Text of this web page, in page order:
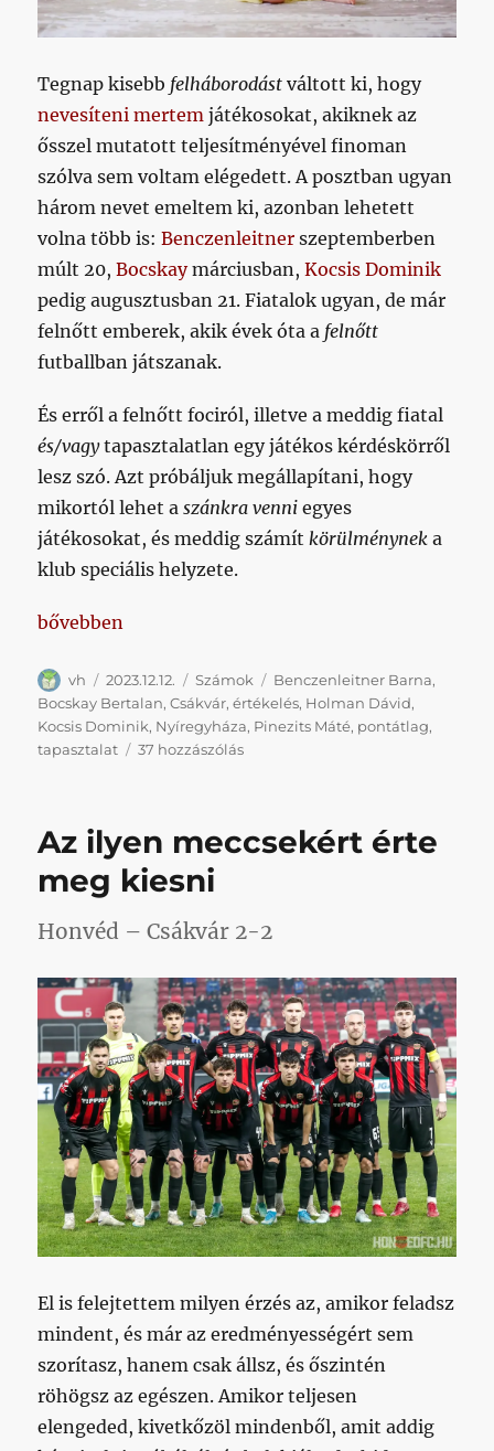
Tegnap kisebb felháborodást váltott ki, hogy
nevesíteni mertem játékosokat, akiknek az
ősszel mutatott teljesítményével finoman
szólva sem voltam elégedett. A posztban ugyan
három nevet emeltem ki, azonban lehetett
volna több is:Benczenleitner szeptemberben
múlt 20,Bocskaymárciusban,Kocsis Dominik
pedig augusztusban 21. Fiatalok ugyan, de már
felnőtt emberek, akik évek óta a felnőtt
futballban játszanak.
És erről a felnőtt fociról, illetve a meddig fiatal
és/vagytapasztalatlan egy játékos kérdéskörről
lesz szó. Azt próbáljuk megállapítani, hogy
mikortól lehet aszánkra venni egyes
játékosokat, és meddig számít körülménynek a
klub speciális helyzete.
„Beszéljünk röviden a játékosok tapasztalatáról”
bővebben
Szerző
vh Közzétéve
2023.12.12. Kategória
Számok Címke
Benczenleitner Barna,
Bocskay Bertalan,Csákvár,értékelés, Holman Dávid,
Kocsis Dominik, Nyíregyháza, Pinezits Máté, pontátlag,
tapasztalat
37 hozzászólásBeszéljünk
tapasztalatáról
Az ilyen meccsekért érte
meg kiesni
Honvéd – Csákvár 2-2
El is felejtettem milyen érzés az, amikor feladsz
mindent, és már az eredményességért sem
szorítasz, hanem csak állsz, és őszintén
röhögsz az egészen. Amikor teljesen
elengeded, kivetkőzöl mindenből, amit addig